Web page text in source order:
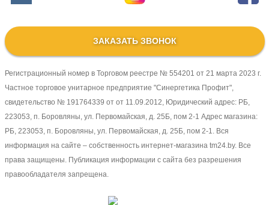
ЗАКАЗАТЬ ЗВОНОК
Регистрационный номер в Торговом реестре № 554201 от 21 марта 2023 г.
Частное торговое унитарное предприятие "Синергетика Профит",
свидетельство № 191764339 от от 11.09.2012, Юридический адрес: РБ,
223053, п. Боровляны, ул. Первомайская, д. 25Б, пом 2-1 Адрес магазина:
РБ, 223053, п. Боровляны, ул. Первомайская, д. 25Б, пом 2-1. Вся
информация на сайте – собственность интернет-магазина tm24.by. Все
права защищены. Публикация информации с сайта без разрешения
правообладателя запрещена.